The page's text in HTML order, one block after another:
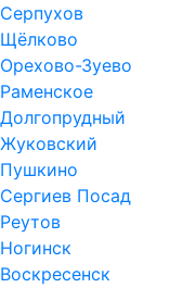
Серпухов
Щёлково
Орехово-Зуево
Раменское
Долгопрудный
Жуковский
Пушкино
Сергиев Посад
Реутов
Ногинск
Воскресенск